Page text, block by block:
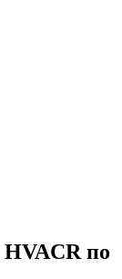
HVACRпо